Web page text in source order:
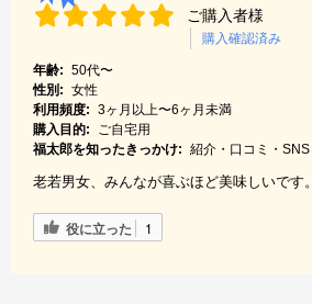
ご購入者様
購入確認済み
年齢: 50代〜
性別: 女性
利用頻度: 3ヶ月以上〜6ヶ月未満
購入目的:
ご自宅用
福太郎を知ったきっかけ: 紹介・口コミ・SNS
老若男女、みんなが喜ぶほど美味しいです。
役に立った 1